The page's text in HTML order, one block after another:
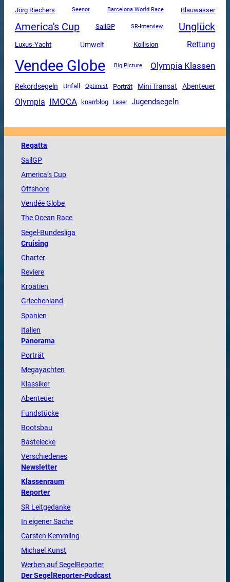
Jörg Riechers Seenot Barcelona World Race Blauwasser
America's Cup SailGP SR-Interview Unglück
Luxus-Yacht Umwelt Kollision Rettung
Vendee Globe Big Picture Olympia Klassen
Rekordsegeln Unfall Optimist Porträt Mini Transat Abenteuer
Olympia IMOCA knarrblog Laser Jugendsegeln
Regatta
SailGP
America’s Cup
Offshore
VendéeGlobe
TheOcean Race
Segel-Bundesliga
Cruising
Charter
Reviere
Kroatien
Griechenland
Spanien
Italien
Panorama
Porträt
Megayachten
Klassiker
Abenteuer
Fundstücke
Bootsbau
Bastelecke
Verschiedenes
Newsletter
Klassenraum
Reporter
SR Leitgedanke
In eigener Sache
Carsten Kemmling
Michael Kunst
Werben auf SegelReporter
Der SegelReporter-Podcast